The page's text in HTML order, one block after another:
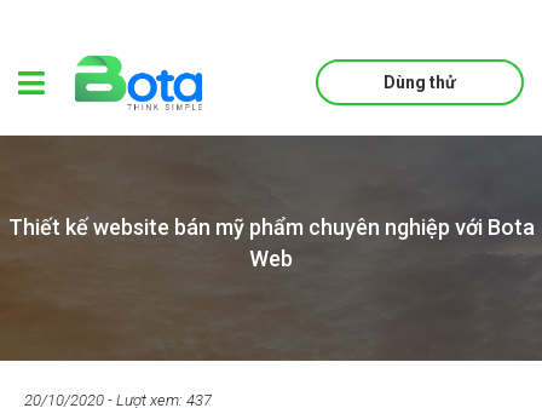
Dùng thử
Thiết kế website bán mỹ phẩm chuyên nghiệp với Bota
Web
20/10/2020 - Lượt xem: 437